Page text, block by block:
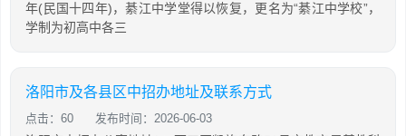
年(民国十四年)，綦江中学堂得以恢复，更名为“綦江中学校”，
学制为初高中各三
洛阳市及各县区中招办地址及联系方式
点击：60 发布时间：2026-06-03